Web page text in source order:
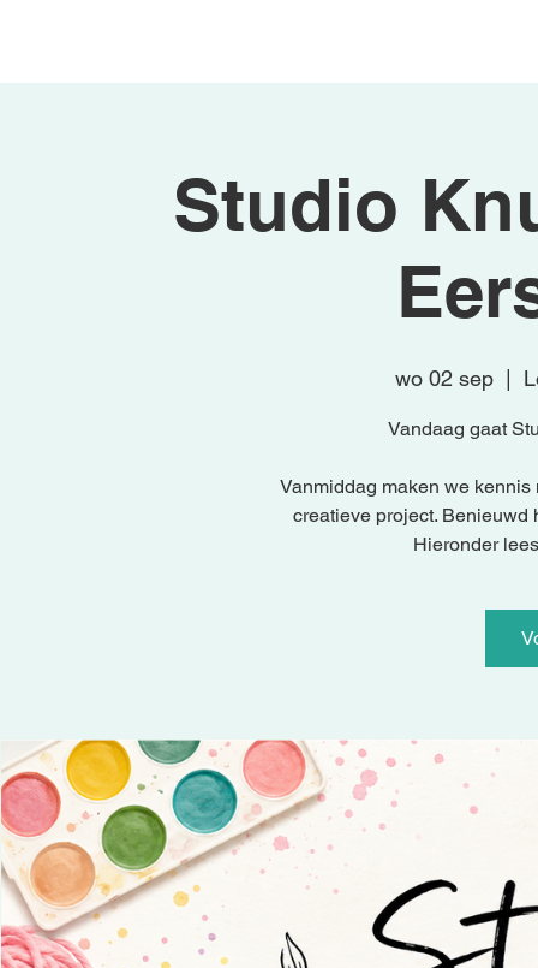
Studio
wo 02 sep
  |
Vandaag gaat
Vanmiddag maken we
creatieve project. Benieuwd
Hieronder